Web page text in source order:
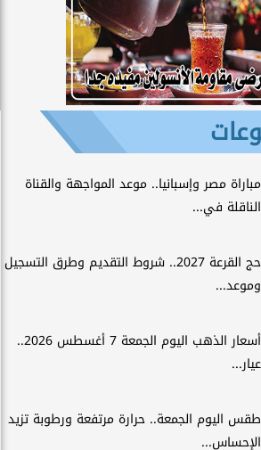
مباراة مصر وإسبانيا.. موعد المواجهة والقناة
الناقلة في...
حج القرعة 2027.. شروط التقديم وطرق التسجيل
وموعد...
أسعار الذهب اليوم الجمعة 7 أغسطس 2026..
عيار...
طقس اليوم الجمعة.. حرارة مرتفعة ورطوبة تزيد
الإحساس...